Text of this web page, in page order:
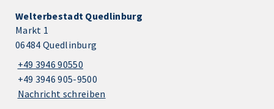
Welterbestadt Quedlinburg
Markt 1
06484 Quedlinburg
+49 3946 90550
+49 3946 905-9500
Nachricht schreiben